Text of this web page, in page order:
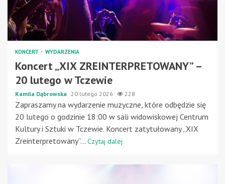
KONCERT WYDARZENIA
Koncert „XIX ZREINTERPRETOWANY” –
20 lutego w Tczewie
Kamila Dąbrowska 20 lutego 2026 228
Zapraszamy na wydarzenie muzyczne, które odbędzie się
20 lutego o godzinie 18:00 w sali widowiskowej Centrum
Kultury i Sztuki w Tczewie. Koncert zatytułowany „XIX
Zreinterpretowany”... Czytaj dalej